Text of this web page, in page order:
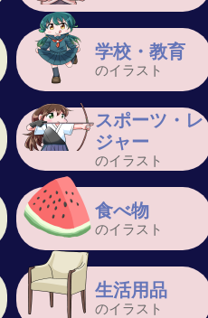
学校・教育
のイラスト
スポーツ・レ
ジャー
のイラスト
食べ物
のイラスト
生活用品
のイラスト